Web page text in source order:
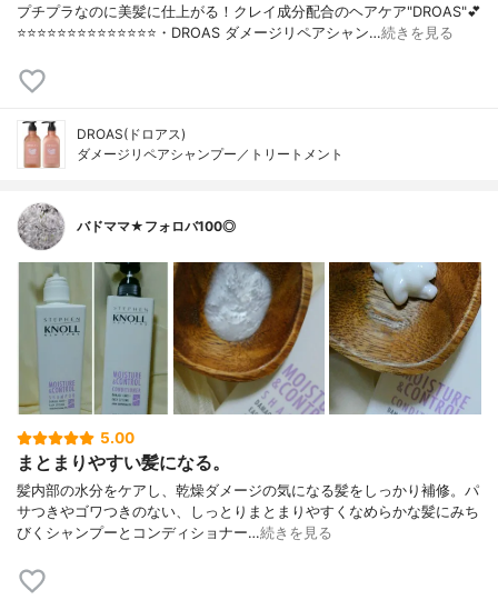
プチプラなのに美髪に仕上がる！クレイ成分配合のヘアケア"DROAS"💕
⭐️⭐️⭐️⭐️⭐️⭐️⭐️⭐️⭐️⭐️⭐️⭐️⭐️⭐️・DROAS ダメージリペアシャン…続きを見る
DROAS(ドロアス)
ダメージリペアシャンプー／トリートメント
バドママ★フォロバ100◎
5.00
まとまりやすい髪になる。
髪内部の水分をケアし、乾燥ダメージの気になる髪をしっかり補修。パ
サつきやゴワつきのない、しっとりまとまりやすくなめらかな髪にみち
びくシャンプーとコンディショナー…続きを見る